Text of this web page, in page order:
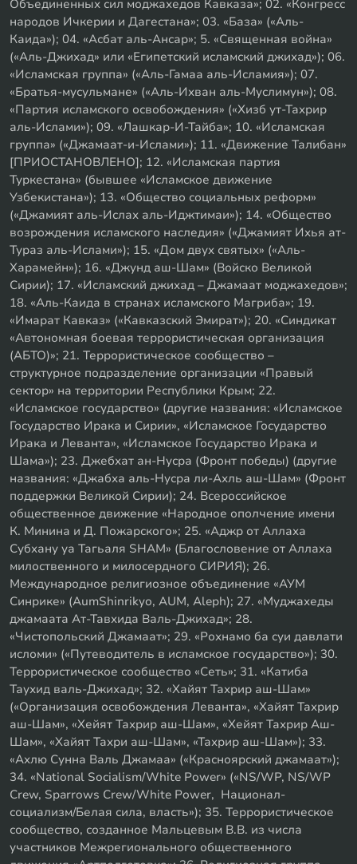
Объединенных сил моджахедов Кавказа»; 02. «Конгресс
народов Ичкерии и Дагестана»; 03. «База» («Аль-
Каида»); 04. «Асбат аль-Ансар»; 5. «Священная война»
(«Аль-Джихад» или «Египетский исламский джихад»); 06.
«Исламская группа» («Аль-Гамаа аль-Исламия»); 07.
«Братья-мусульмане» («Аль-Ихван аль-Муслимун»); 08.
«Партия исламского освобождения» («Хизб ут-Тахрир
аль-Ислами»); 09. «Лашкар-И-Тайба»; 10. «Исламская
группа» («Джамаат-и-Ислами»); 11. «Движение Талибан»
[ПРИОСТАНОВЛЕНО]; 12. «Исламская партия
Туркестана» (бывшее «Исламское движение
Узбекистана»); 13. «Общество социальных реформ»
(«Джамият аль-Ислах аль-Иджтимаи»); 14. «Общество
возрождения исламского наследия» («Джамият Ихья ат-
Тураз аль-Ислами»); 15. «Дом двух святых» («Аль-
Харамейн»); 16. «Джунд аш-Шам» (Войско Великой
Сирии); 17. «Исламский джихад – Джамаат моджахедов»;
18. «Аль-Каида в странах исламского Магриба»; 19.
«Имарат Кавказ» («Кавказский Эмират»); 20. «Синдикат
«Автономная боевая террористическая организация
(АБТО)»; 21. Террористическое сообщество –
структурное подразделение организации «Правый
сектор» на территории Республики Крым; 22.
«Исламское государство» (другие названия: «Исламское
Государство Ирака и Сирии», «Исламское Государство
Ирака и Леванта», «Исламское Государство Ирака и
Шама»); 23. Джебхат ан-Нусра (Фронт победы) (другие
названия: «Джабха аль-Нусра ли-Ахль аш-Шам» (Фронт
поддержки Великой Сирии); 24. Всероссийское
общественное движение «Народное ополчение имени
К. Минина и Д. Пожарского»; 25. «Аджр от Аллаха
Субхану уа Тагьаля SHAM» (Благословение от Аллаха
милоственного и милосердного СИРИЯ); 26.
Международное религиозное объединение «АУМ
Синрике» (AumShinrikyo, AUM, Aleph); 27. «Муджахеды
джамаата Ат-Тавхида Валь-Джихад»; 28.
«Чистопольский Джамаат»; 29. «Рохнамо ба суи давлати
исломи» («Путеводитель в исламское государство»); 30.
Террористическое сообщество «Сеть»; 31. «Катиба
Таухид валь-Джихад»; 32. «Хайят Тахрир аш-Шам»
(«Организация освобождения Леванта», «Хайят Тахрир
аш-Шам», «Хейят Тахрир аш-Шам», «Хейят Тахрир Аш-
Шам», «Хайят Тахри аш-Шам», «Тахрир аш-Шам»); 33.
«Ахлю Сунна Валь Джамаа» («Красноярский джамаат»);
34. «National Socialism/White Power» («NS/WP, NS/WP
Crew, Sparrows Crew/White Power, Национал-
социализм/Белая сила, власть»); 35. Террористическое
сообщество, созданное Мальцевым В.В. из числа
участников Межрегионального общественного